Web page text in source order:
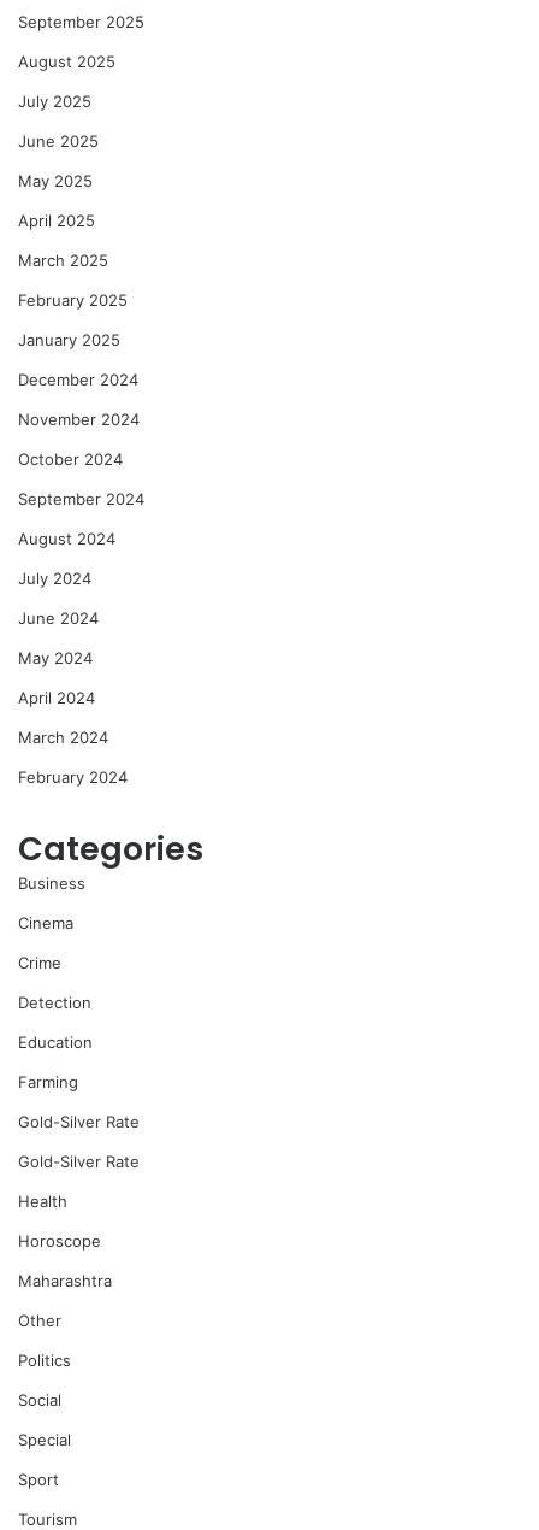
September 2025
August 2025
July 2025
June 2025
May 2025
April 2025
March 2025
February 2025
January 2025
December 2024
November 2024
October 2024
September 2024
August 2024
July 2024
June 2024
May 2024
April 2024
March 2024
February 2024
Categories
Business
Cinema
Crime
Detection
Education
Farming
Gold-Silver Rate
Gold-Silver Rate
Health
Horoscope
Maharashtra
Other
Politics
Social
Special
Sport
Tourism